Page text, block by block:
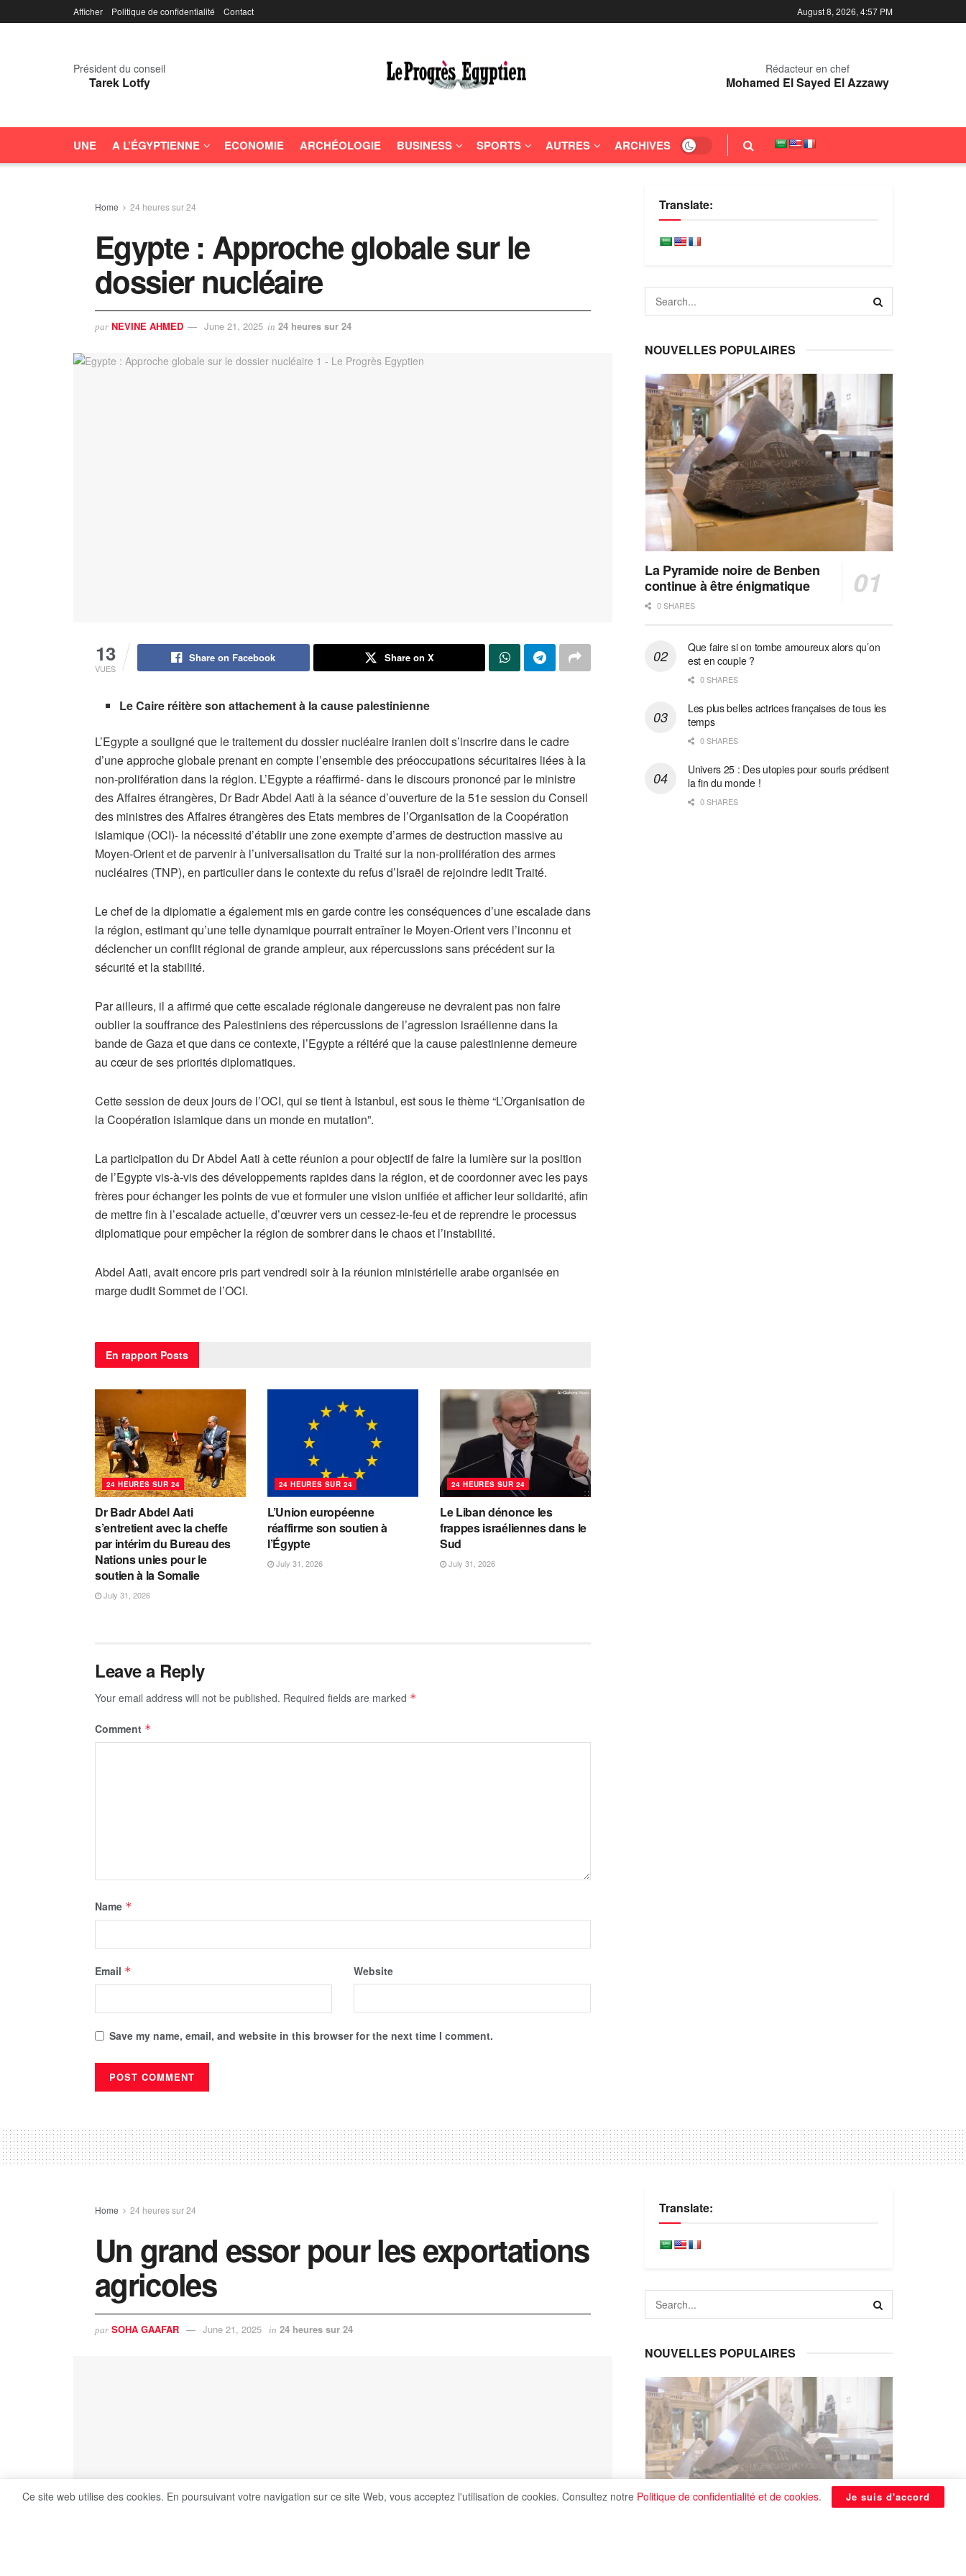
Afficher Politique de confidentialité Contact August 8, 2026, 4:57 PM
Président du conseil
Tarek Lotfy
Rédacteur en chef
Mohamed El Sayed El Azzawy
UNE A L’ÉGYPTIENNE ECONOMIE ARCHÉOLOGIE BUSINESS SPORTS AUTRES ARCHIVES
Home 24 heures sur 24
Egypte : Approche globale sur le
dossier nucléaire
par NEVINE AHMED June 21, 2025 in 24 heures sur 24
13
VUES
Share on Facebook Share on X
Le Caire réitère son attachement à la cause palestinienne
L’Egypte a souligné que le traitement du dossier nucléaire iranien doit s’inscrire dans le cadre
d’une approche globale prenant en compte l’ensemble des préoccupations sécuritaires liées à la
non-prolifération dans la région. L’Egypte a réaffirmé- dans le discours prononcé par le ministre
des Affaires étrangères, Dr Badr Abdel Aati à la séance d’ouverture de la 51e session du Conseil
des ministres des Affaires étrangères des Etats membres de l’Organisation de la Coopération
islamique (OCI)- la nécessité d’établir une zone exempte d’armes de destruction massive au
Moyen-Orient et de parvenir à l’universalisation du Traité sur la non-prolifération des armes
nucléaires (TNP), en particulier dans le contexte du refus d’Israël de rejoindre ledit Traité.
Le chef de la diplomatie a également mis en garde contre les conséquences d’une escalade dans
la région, estimant qu’une telle dynamique pourrait entraîner le Moyen-Orient vers l’inconnu et
déclencher un conflit régional de grande ampleur, aux répercussions sans précédent sur la
sécurité et la stabilité.
Par ailleurs, il a affirmé que cette escalade régionale dangereuse ne devraient pas non faire
oublier la souffrance des Palestiniens des répercussions de l’agression israélienne dans la
bande de Gaza et que dans ce contexte, l’Egypte a réitéré que la cause palestinienne demeure
au cœur de ses priorités diplomatiques.
Cette session de deux jours de l’OCI, qui se tient à Istanbul, est sous le thème “L’Organisation de
la Coopération islamique dans un monde en mutation”.
La participation du Dr Abdel Aati à cette réunion a pour objectif de faire la lumière sur la position
de l’Egypte vis-à-vis des développements rapides dans la région, et de coordonner avec les pays
frères pour échanger les points de vue et formuler une vision unifiée et afficher leur solidarité, afin
de mettre fin à l’escalade actuelle, d’œuvrer vers un cessez-le-feu et de reprendre le processus
diplomatique pour empêcher la région de sombrer dans le chaos et l’instabilité.
Abdel Aati, avait encore pris part vendredi soir à la réunion ministérielle arabe organisée en
marge dudit Sommet de l’OCI.
En rapport Posts
24 HEURES SUR 24
Dr Badr Abdel Aati
s’entretient avec la cheffe
par intérim du Bureau des
Nations unies pour le
soutien à la Somalie
July 31, 2026
24 HEURES SUR 24
L’Union européenne
réaffirme son soutien à
l’Égypte
July 31, 2026
24 HEURES SUR 24
Le Liban dénonce les
frappes israéliennes dans le
Sud
July 31, 2026
Leave a Reply
Your email address will not be published. Required fields are marked *
Comment *
Name *
Email * Website
Save my name, email, and website in this browser for the next time I comment.
Translate:
NOUVELLES POPULAIRES
La Pyramide noire de Benben
continue à être énigmatique
0 SHARES
Que faire si on tombe amoureux alors qu’on
est en couple ?
0 SHARES
Les plus belles actrices françaises de tous les
temps
0 SHARES
Univers 25 : Des utopies pour souris prédisent
la fin du monde !
0 SHARES
Home 24 heures sur 24
Un grand essor pour les exportations
agricoles
par SOHA GAAFAR June 21, 2025 in 24 heures sur 24
Translate:
NOUVELLES POPULAIRES
Ce site web utilise des cookies. En poursuivant votre navigation sur ce site Web, vous acceptez l'utilisation de cookies. Consultez notre Politique de confidentialité et de cookies. Je suis d'accord